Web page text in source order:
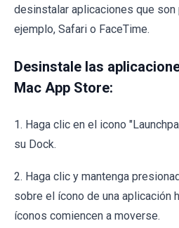
desinstalar aplicaciones que son
ejemplo, Safari o FaceTime.
Desinstale las
Mac App Store:
1. Haga clic en el icono
su Dock.
2. Haga clic y mantenga
sobre el ícono de una aplicación
íconos comiencen a moverse.